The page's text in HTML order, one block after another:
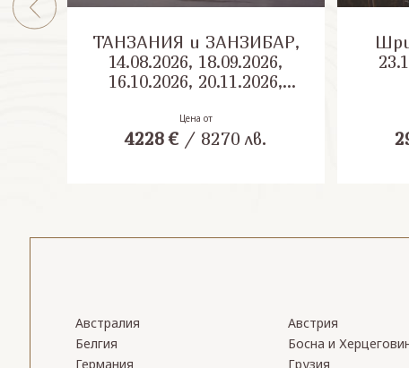
ТАНЗАНИЯ и ЗАНЗИБАР,
14.08.2026, 18.09.2026,
16.10.2026, 20.11.2026,
Цена от
4228 € / 8270 лв.
Шри
Австралия Австрия
Белгия
Босна и
Германия
Грузия